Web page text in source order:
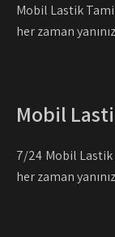
Mobil Lastik
her zaman
Mobil
7/24 Mobil Lastik
her zaman